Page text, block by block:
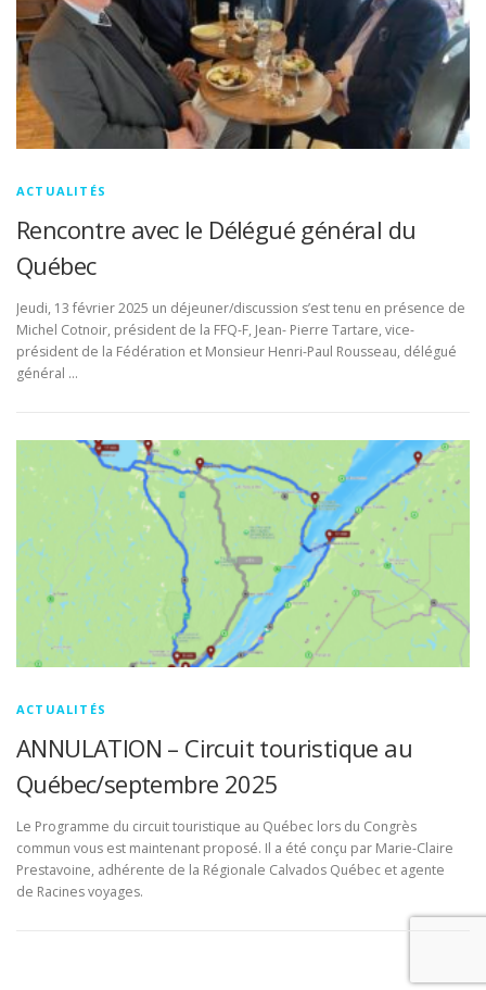
ACTUALITÉS
Rencontre avec le Délégué général du
Québec
Jeudi, 13 février 2025 un déjeuner/discussion s’est tenu en présence de
Michel Cotnoir, président de la FFQ-F, Jean- Pierre Tartare, vice-
président de la Fédération et Monsieur Henri-Paul Rousseau, délégué
général …
ACTUALITÉS
ANNULATION – Circuit touristique au
Québec/septembre 2025
Le Programme du circuit touristique au Québec lors du Congrès
commun vous est maintenant proposé. Il a été conçu par Marie-Claire
Prestavoine, adhérente de la Régionale Calvados Québec et agente
de Racines voyages.